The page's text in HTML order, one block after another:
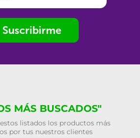
Suscribirme
MÁS BUSCADOS"
listados los productos más
por tus nuestros clientes